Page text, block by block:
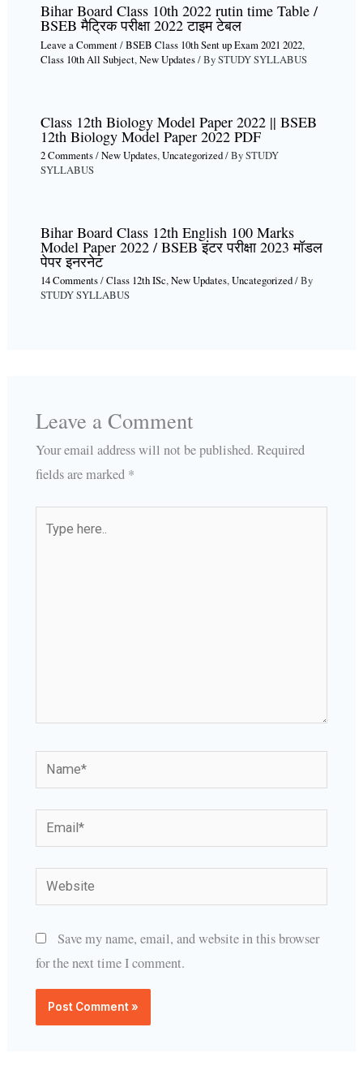
Bihar Board Class 10th 2022 rutin time Table /
BSEB मैट्रिक परीक्षा 2022 टाइम टेबल
Leave a Comment/BSEB Class 10th Sent up Exam 2021 2022,
Class 10th All Subject,New Updates/ BySTUDY SYLLABUS
Class 12th Biology Model Paper 2022 || BSEB
12th Biology Model Paper 2022 PDF
2 Comments/New Updates,Uncategorized/ BySTUDY
SYLLABUS
Bihar Board Class 12th English 100 Marks
Model Paper 2022 / BSEB इंटर परीक्षा 2023 मॉडल
पेपर इनरनेट
14 Comments/Class 12th ISc,New Updates,Uncategorized/ By
STUDY SYLLABUS
Leave a Comment
Your email address will not be published. Required
fields are marked *
Name*
Email*
Website
Save my name, email, and website in this browser
for the next time I comment.